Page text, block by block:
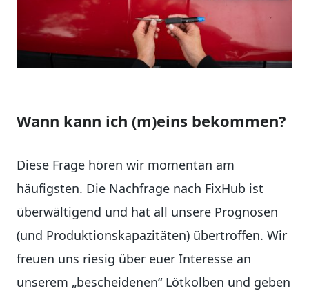
Wann kann ich (m)eins bekommen?
Diese Frage hören wir momentan am
häufigsten. Die Nachfrage nach FixHub ist
überwältigend und hat all unsere Prognosen
(und Produktionskapazitäten) übertroffen. Wir
freuen uns riesig über euer Interesse an
unserem „bescheidenen“ Lötkolben und geben